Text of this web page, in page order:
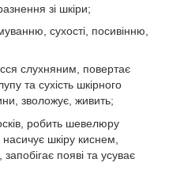
зі шкіри;
сухості, посивінню,
слухняним, повертає
та сухість шкірного
зволожує, живить;
робить шевелюру
шкіру киснем,
появі та усуває